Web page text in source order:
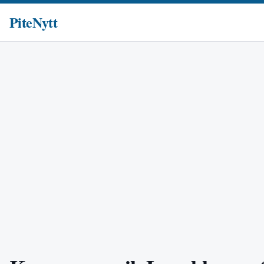
PiteNytt